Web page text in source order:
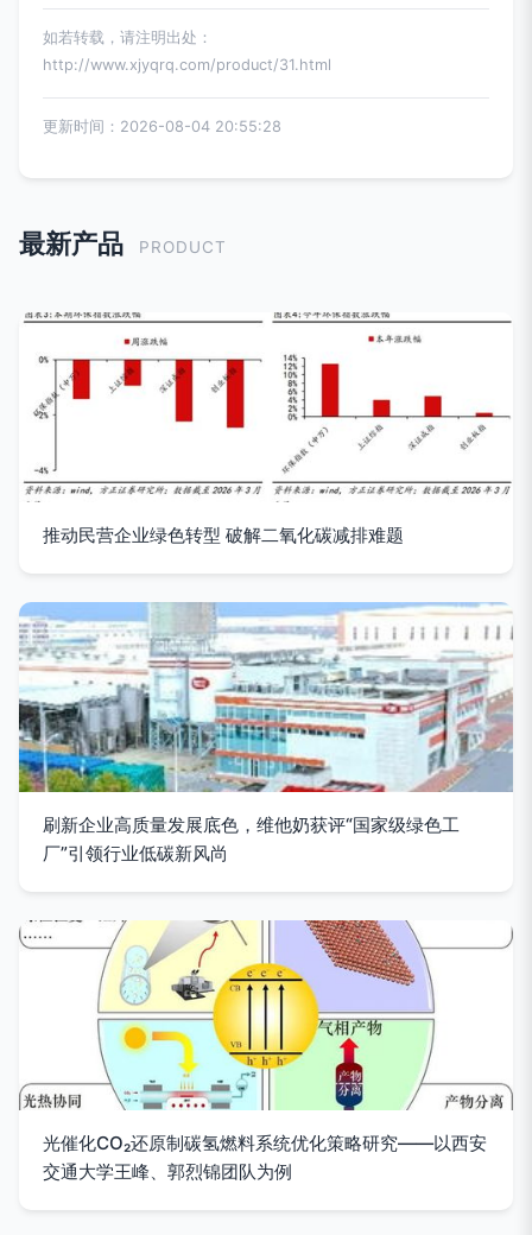
如若转载，请注明出处：
http://www.xjyqrq.com/product/31.html
更新时间：2026-08-04 20:55:28
最新产品 PRODUCT
推动民营企业绿色转型 破解二氧化碳减排难题
刷新企业高质量发展底色，维他奶获评“国家级绿色工
厂”引领行业低碳新风尚
光催化CO₂还原制碳氢燃料系统优化策略研究——以西安
交通大学王峰、郭烈锦团队为例